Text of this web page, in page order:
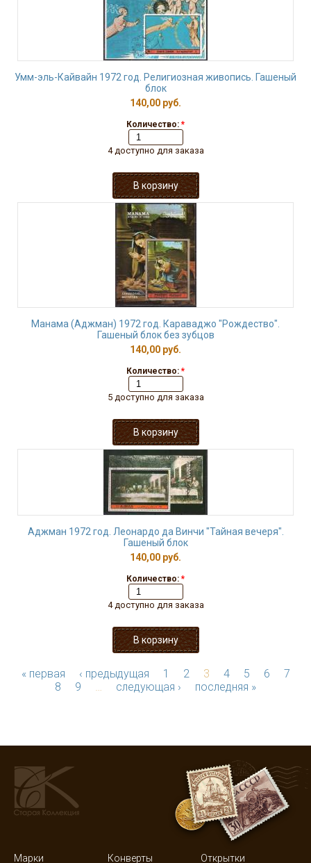
Умм-эль-Кайвайн 1972 год. Религиозная живопись. Гашеный
блок
140,00 руб.
Количество: *
4 доступно для заказа
Манама (Аджман) 1972 год. Караваджо "Рождество".
Гашеный блок без зубцов
140,00 руб.
Количество: *
5 доступно для заказа
Аджман 1972 год. Леонардо да Винчи "Тайная вечеря".
Гашеный блок
140,00 руб.
Количество: *
4 доступно для заказа
« первая ‹ предыдущая 1 2 3 4 5 6
7
8
9 … следующая › последняя »
Марки Конверты Открытки